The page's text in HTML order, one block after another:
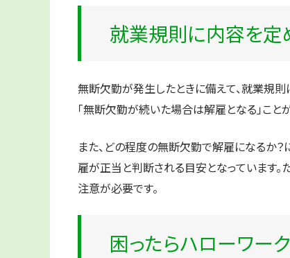
就業規則に内容を定
無断欠勤が発生したときに備えて、就業規
「無断欠勤が続いた場合は解雇となる」こと
また、どの程度の無断欠勤で解雇になるか？
雇が正当と判断される目安となっています
注意が必要です。
困ったらハローワー